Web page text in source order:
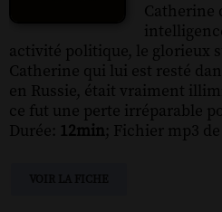
Catherine
activité politique, le glorieux
Catherine qui lui est resté
en Russie, était vraiment
ce fut une perte irréparable
Durée: 12min; Fichier mp3 de